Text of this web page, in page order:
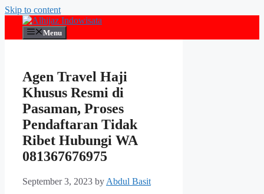
Skip to content
Menu
Agen Travel Haji
Khusus Resmi di
Pasaman, Proses
Pendaftaran Tidak
Ribet Hubungi WA
081367676975
September 3, 2023 by Abdul Basit